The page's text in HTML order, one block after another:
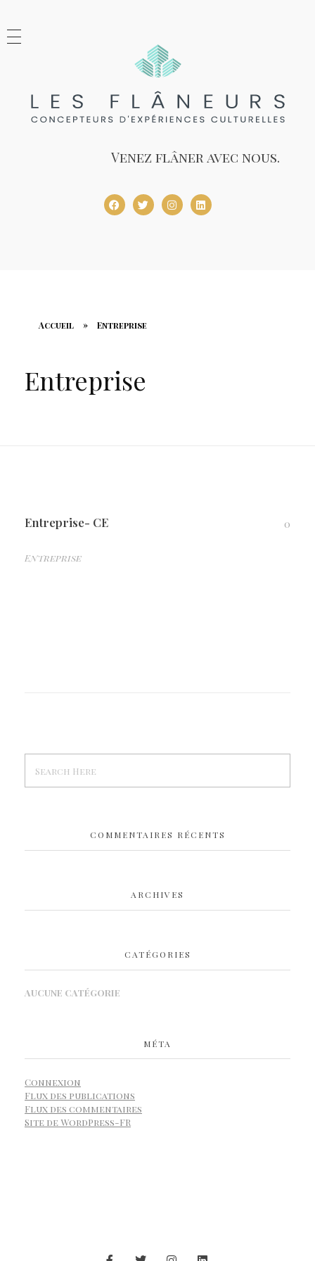
Venez flâner avec nous.
Accueil » Entreprise
Entreprise
Entreprise- CE 0
Entreprise
COMMENTAIRES RÉCENTS
ARCHIVES
CATÉGORIES
AUCUNE CATÉGORIE
MÉTA
Connexion
Flux des publications
Flux des commentaires
Site de WordPress-FR